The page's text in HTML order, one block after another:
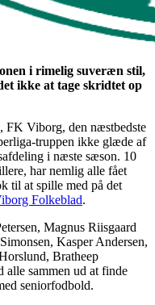
i rimelig suveræn stil,
ikke at tage skridtet op
FK Viborg, den næstbedste
truppen ikke glæde af
i næste sæson. 10
har nemlig alle fået
til at spille med på det
Folkeblad.
Magnus Riisgaard
Kasper Andersen,
Bratheep
alle sammen ud at finde
seniorfodbold.